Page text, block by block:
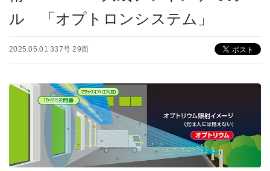
ル 「オプトロンシステム」
2025.05.01 337号 29面